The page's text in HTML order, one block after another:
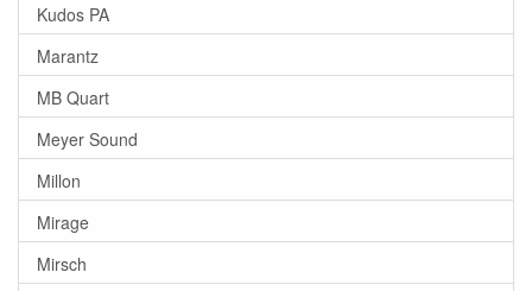
Kudos PA
Marantz
MB Quart
Meyer Sound
Millon
Mirage
Mirsch